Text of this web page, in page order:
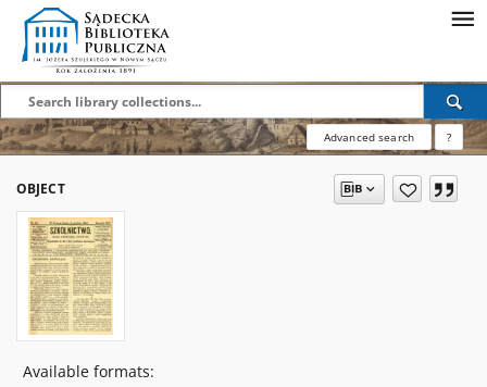
Advanced search ?
OBJECT
Available formats: